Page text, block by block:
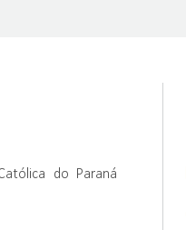
do Paraná